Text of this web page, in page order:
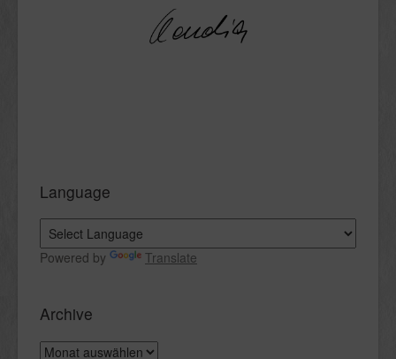
Language
Powered by Translate
Archive
Archive